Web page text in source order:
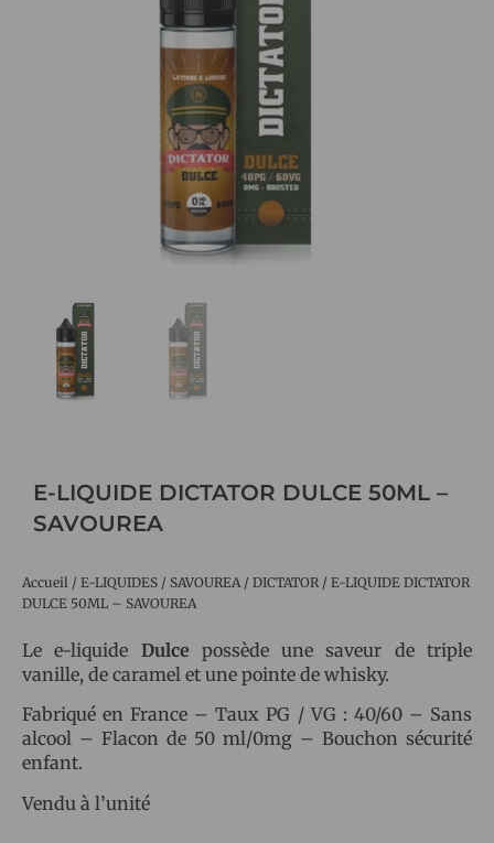
E-LIQUIDE DICTATOR DULCE 50ML –
SAVOUREA
Accueil / E-LIQUIDES / SAVOUREA/ DICTATOR / E-LIQUIDE DICTATOR
DULCE 50ML – SAVOUREA
Le e-liquide Dulce possède une saveur de triple
vanille, de caramel et une pointe de whisky.
Fabriqué en France – Taux PG / VG : 40/60 – Sans
alcool – Flacon de 50 ml/0mg – Bouchon sécurité
enfant.
Vendu à l’unité